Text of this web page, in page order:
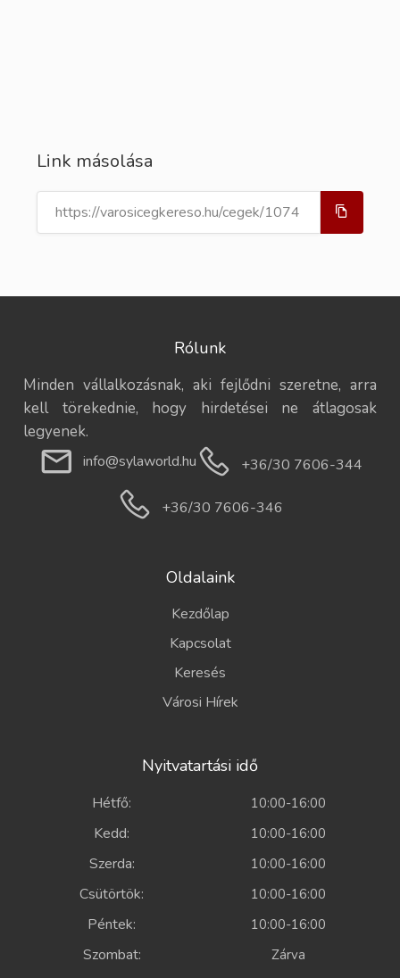
Link másolása
Rólunk
Minden vállalkozásnak, aki fejlődni szeretne, arra
kell törekednie, hogy hirdetései ne átlagosak
legyenek.
info@sylaworld.hu +36/30 7606-344
+36/30 7606-346
Oldalaink
Kezdőlap
Kapcsolat
Keresés
Városi Hírek
Nyitvatartási idő
Hétfő: 10:00-16:00
Kedd: 10:00-16:00
Szerda: 10:00-16:00
Csütörtök: 10:00-16:00
Péntek: 10:00-16:00
Szombat: Zárva